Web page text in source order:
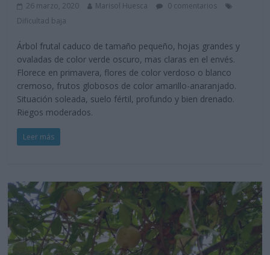
26 marzo, 2020 Marisol Huesca
0 comentarios
Dificultad baja
Árbol frutal caduco de tamaño pequeño, hojas grandes y
ovaladas de color verde oscuro, mas claras en el envés.
Florece en primavera, flores de color verdoso o blanco
cremoso, frutos globosos de color amarillo-anaranjado.
Situación soleada, suelo fértil, profundo y bien drenado.
Riegos moderados.
Leer más